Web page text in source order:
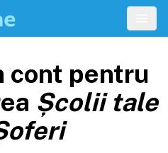
cont pentru
Școlii tale